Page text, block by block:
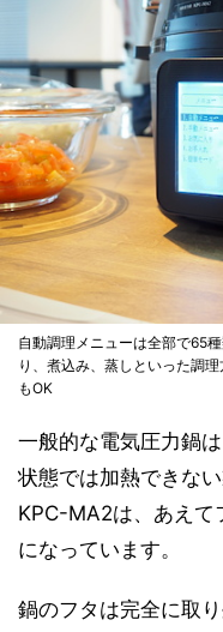
自動調理メニューは全部で65
り、煮込み、蒸しといった調
もOK
一般的な電気圧力鍋
状態では加熱できな
KPC-MA2は、あえて
になっています。
鍋のフタは完全に取